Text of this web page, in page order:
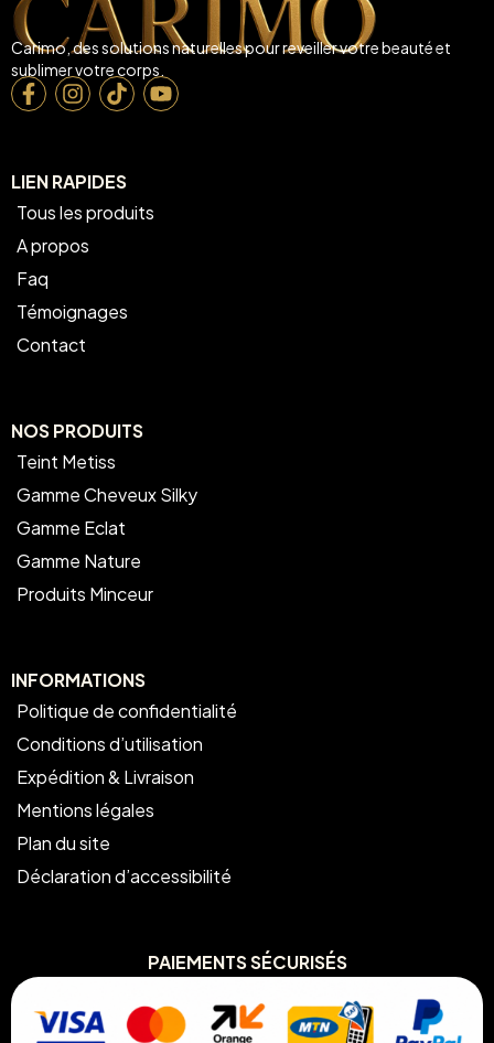
Carimo, des solutions naturelles pour reveiller votre beauté et
sublimer votre corps.
LIEN RAPIDES
Tous les produits
A propos
Faq
Témoignages
Contact
NOS PRODUITS
Teint Metiss
Gamme Cheveux Silky
Gamme Eclat
Gamme Nature
Produits Minceur
INFORMATIONS
Politique de confidentialité
Conditions d’utilisation
Expédition & Livraison
Mentions légales
Plan du site
Déclaration d’accessibilité
PAIEMENTS SÉCURISÉS